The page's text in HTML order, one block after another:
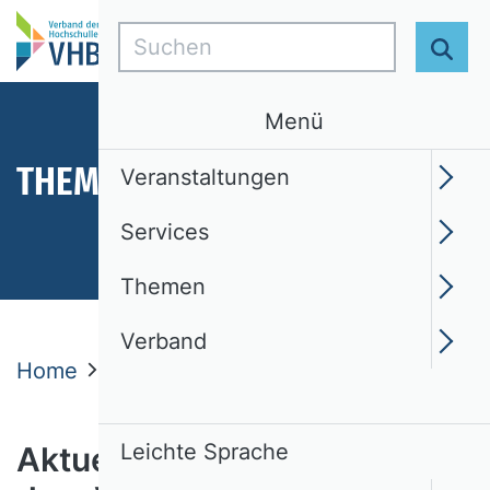
THEMEN
Home Nachrichten
Aktuelle Nachrichten aus
Suchen
Menü
Veranstaltungen
Services
Themen
Verband
Leichte Sprache